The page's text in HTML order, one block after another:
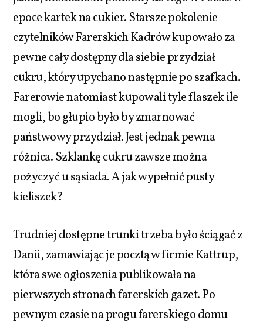
epoce kartek na cukier. Starsze pokolenie
czytelników Farerskich Kadrów kupowało za
pewne cały dostępny dla siebie przydział
cukru, który upychano następnie po szafkach.
Farerowie natomiast kupowali tyle flaszek ile
mogli, bo głupio było by zmarnować
państwowy przydział. Jest jednak pewna
różnica. Szklankę cukru zawsze można
pożyczyć u sąsiada. A jak wypełnić pusty
kieliszek?
Trudniej dostępne trunki trzeba było ściągać z
Danii, zamawiając je pocztą w firmie Kattrup,
która swe ogłoszenia publikowała na
pierwszych stronach farerskich gazet. Po
pewnym czasie na progu farerskiego domu